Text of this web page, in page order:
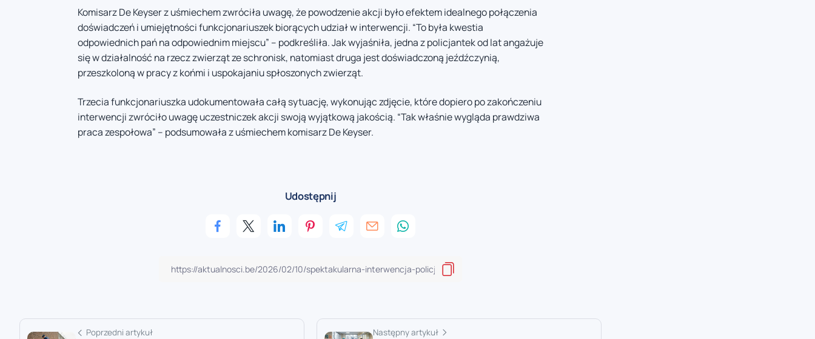
Komisarz De Keyser z uśmiechem zwróciła uwagę, że powodzenie akcji było efektem idealnego połączenia
doświadczeń i umiejętności funkcjonariuszek biorących udział w interwencji. “To była kwestia
odpowiednich pań na odpowiednim miejscu” – podkreśliła. Jak wyjaśniła, jedna z policjantek od lat angażuje
się w działalność na rzecz zwierząt ze schronisk, natomiast druga jest doświadczoną jeźdźczynią,
przeszkoloną w pracy z końmi i uspokajaniu spłoszonych zwierząt.
Trzecia funkcjonariuszka udokumentowała całą sytuację, wykonując zdjęcie, które dopiero po zakończeniu
interwencji zwróciło uwagę uczestniczek akcji swoją wyjątkową jakością. “Tak właśnie wygląda prawdziwa
praca zespołowa” – podsumowała z uśmiechem komisarz De Keyser.
Udostępnij
Poprzedni artykuł Następny artykuł